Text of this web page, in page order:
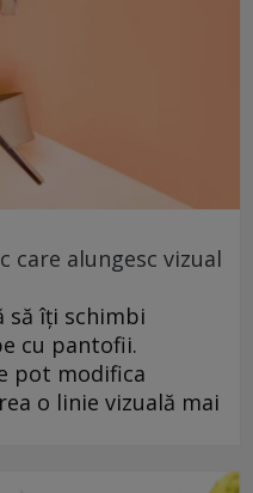
care alungesc vizual
să îți schimbi
cu pantofii.
pot modifica
o linie vizuală mai